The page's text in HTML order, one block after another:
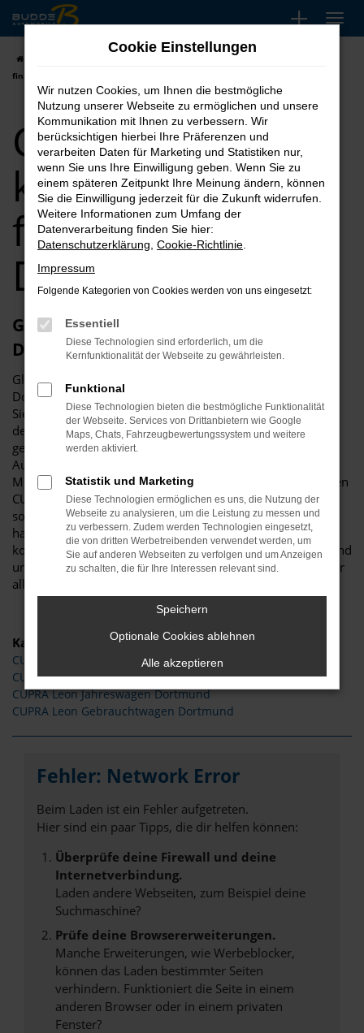
Zum
Hauptinhalt
springen
CUPRA Leon kaufen, leasen,
finanzieren für Dortmund
CUPRA Leon
kaufen, leasen,
finanzieren für
Dortmund
Glückwunsch zum CUPRA Leon in
Dortmund
Glückwunsch: der CUPRA Leon passt perfekt nach
Dortmund und ist ganz sicher das passende Fahrzeug für
Sie. Der Vorteil dieses Modells besteht darin, dass sowohl
der Stadtverkehr als auch längere Strecken souverän
gemeistert werden. Hinzu kommt eine herausragende
Ausstattung und eine enorme Effizienz hinsichtlich der
Motorisierung. Wir von Budde Automobile bieten Ihnen den
CUPRA Leon sowohl als Neuwagen als auch als EU-Import
sowie als Gebraucht- oder Jahreswagen. Entsprechend
haben Sie die ganz große Auswahl und entscheiden
komplett selbst, mit welchem Modell Sie fortan in Dortmund
unterwegs sind. Wir beraten Sie gerne und stehen Ihnen für
all Ihre Fragen Rede und Antwort.
Kategorie
CUPRA Leon Tageszulassung Dortmund
CUPRA Leon Neuwagen Dortmund
CUPRA Leon Jahreswagen Dortmund
CUPRA Leon Gebrauchtwagen Dortmund
Fehler: Network Error
Beim Laden ist ein Fehler aufgetreten.
Hier sind ein paar Tipps, die dir helfen können:
Überprüfe deine Firewall und deine
Internetverbindung.
Laden andere Webseiten, zum Beispiel deine
Suchmaschine?
Prüfe deine Browsererweiterungen.
Manche Erweiterungen, wie Werbeblocker,
können das Laden bestimmter Seiten
verhindern. Funktioniert die Seite in einem
anderen Browser oder in einem privaten
Fenster?
Cookie Einstellungen
Wir nutzen Cookies, um Ihnen die bestmögliche
Nutzung unserer Webseite zu ermöglichen und unsere
Kommunikation mit Ihnen zu verbessern. Wir
berücksichtigen hierbei Ihre Präferenzen und
verarbeiten Daten für Marketing und Statistiken nur,
wenn Sie uns Ihre Einwilligung geben. Wenn Sie zu
einem späteren Zeitpunkt Ihre Meinung ändern, können
Sie die Einwilligung jederzeit für die Zukunft widerrufen.
Weitere Informationen zum Umfang der
Datenverarbeitung finden Sie hier:
Datenschutzerklärung Cookie-Richtlinie
Impressum
Folgende Kategorien von Cookies werden von uns eingesetzt:
Essentiell
Diese Technologien sind erforderlich, um die
Kernfunktionalität der Webseite zu gewährleisten.
Funktional
Diese Technologien bieten die bestmögliche Funktionalität
der Webseite. Services von Drittanbietern wie Google
Maps, Chats, Fahrzeugbewertungssystem und weitere
werden aktiviert.
Statistik und Marketing
Diese Technologien ermöglichen es uns, die Nutzung der
Webseite zu analysieren, um die Leistung zu messen und
zu verbessern. Zudem werden Technologien eingesetzt,
die von dritten Werbetreibenden verwendet werden, um
Sie auf anderen Webseiten zu verfolgen und um Anzeigen
zu schalten, die für Ihre Interessen relevant sind.
Speichern
Optionale Cookies ablehnen
Alle akzeptieren